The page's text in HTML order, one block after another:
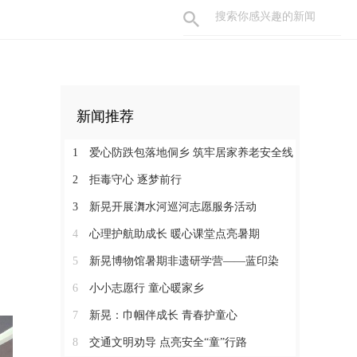
新闻推荐
1 爱心防跌包落地侗乡 筑牢居家养老安全线
2 拒毒守心 逐梦前行
3 新晃开展㵲水河巡河志愿服务活动
4 心理护航助成长 暖心课堂点亮暑期
5 新晃博物馆暑期非遗研学营——蓝印染
6 小小志愿行 童心暖家乡
7 新晃：巾帼伴成长 青春护童心
8 交通文明劝导 点亮安全“童”行路